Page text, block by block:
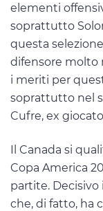
elementi
soprattutto
questa
difensore molto
i meriti per
soprattutto nel
Cufre, ex
Il Canada si
Copa America
partite. Decisivo
che, di fatto, ha